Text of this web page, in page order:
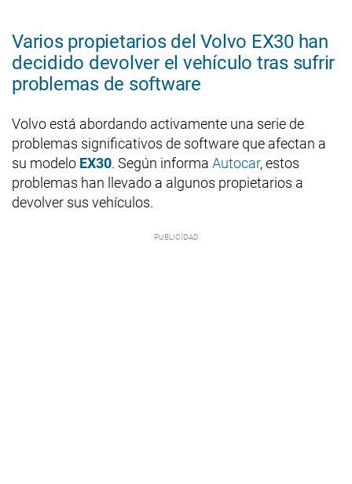
Varios propietarios del Volvo EX30 han
decidido devolver el vehículo tras sufrir
problemas de software
Volvo está abordando activamente una serie de
problemas significativos de software que afectan a
su modelo EX30. Según informa Autocar, estos
problemas han llevado a algunos propietarios a
devolver sus vehículos.